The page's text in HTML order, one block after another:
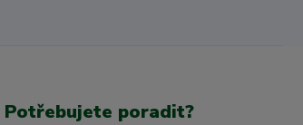
Potřebujete poradit?